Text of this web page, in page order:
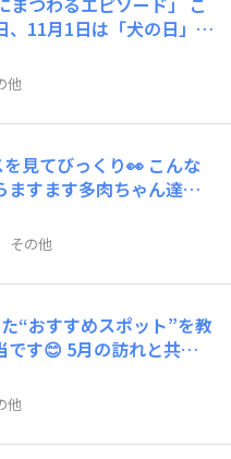
内で語ったことのほ
しでした📢💕 ご飯の話
いろんな内装、外構も
含めて自分が描いた物
グランも喜んでくれる
お付き合い頂き ありが
激を求めて楽しみたい
のある方
DIY作品を教えてくださ
ルが必要か、作り方も
たくさんのアイデアを
は新しい犬小屋の建て
さと居心地の良さを追
です😊 エピソー
ンション機能も活用して
、11月1日は「犬の日」で
特集ページ：https://w
そこで今
会いと別れ、ステキな思
したら教えてください✨
でテーマについてコメ
ら遠くに行かない🌝 天
も、ストレスなく長生き
ださいね💭
他
見てびっくり👀 こんな
ますます多肉ちゃん達が
その他
“おすすめスポット”を教
ち溢れる季節がやってき
ます。 京都、北海道、
他